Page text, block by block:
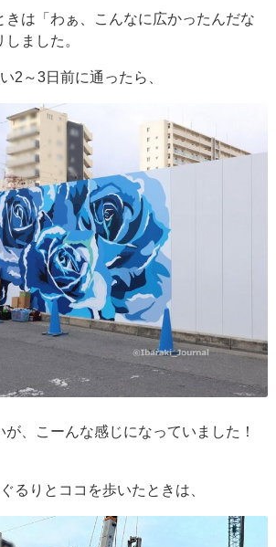
きは「わぁ、こんなに広かったんだな
ました。
2～3日前に通ったら、
、こーんな感じになっていました！
るりとココを歩いたときは、